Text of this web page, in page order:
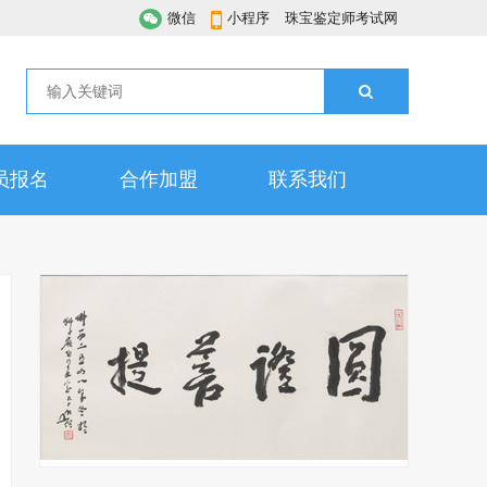
微信 小程序 珠宝鉴定师考试网
报名 合作加盟 联系我们